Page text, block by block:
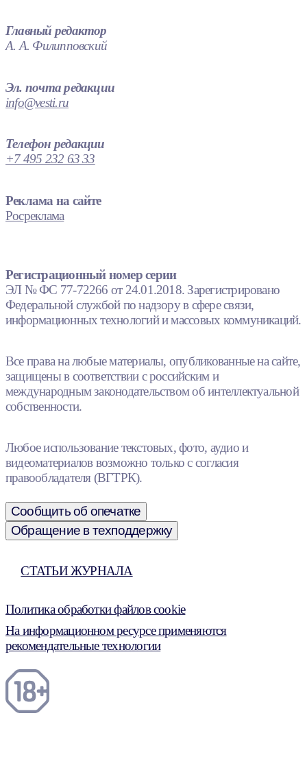
Главный редактор
А. А. Филипповский
Эл. почта редакции
info@vesti.ru
Телефон редакции
+7 495 232 63 33
Реклама на сайте
Росреклама
Регистрационный номер серии
ЭЛ № ФС 77-72266 от 24.01.2018. Зарегистрировано
Федеральной службой по надзору в сфере связи,
информационных технологий и массовых коммуникаций.
Все права на любые материалы, опубликованные на сайте,
защищены в соответствии с российским и
международным законодательством об интеллектуальной
собственности.
Любое использование текстовых, фото, аудио и
видеоматериалов возможно только с согласия
правообладателя (ВГТРК).
Сообщить об опечатке
Обращение в техподдержку
СТАТЬИ ЖУРНАЛА
Политика обработки файлов cookie
На информационном ресурсе применяются
рекомендательные технологии